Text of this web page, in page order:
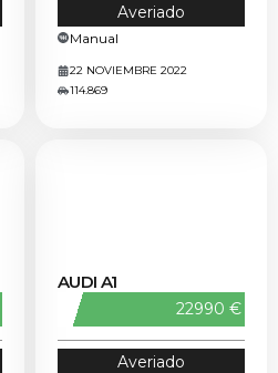
Averiado
Manual
22 NOVIEMBRE 2022
114.869
AUDI A1
22990 €
Averiado